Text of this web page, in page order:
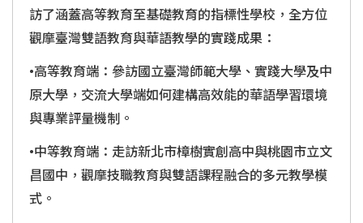
訪了涵蓋高等教育至基礎教育的指標性學校，全方位
觀摩臺灣雙語教育與華語教學的實踐成果：
•高等教育端：參訪國立臺灣師範大學、實踐大學及中
原大學，交流大學端如何建構高效能的華語學習環境
與專業評量機制。
•中等教育端：走訪新北市樟樹實創高中與桃園市立文
昌國中，觀摩技職教育與雙語課程融合的多元教學模
式。